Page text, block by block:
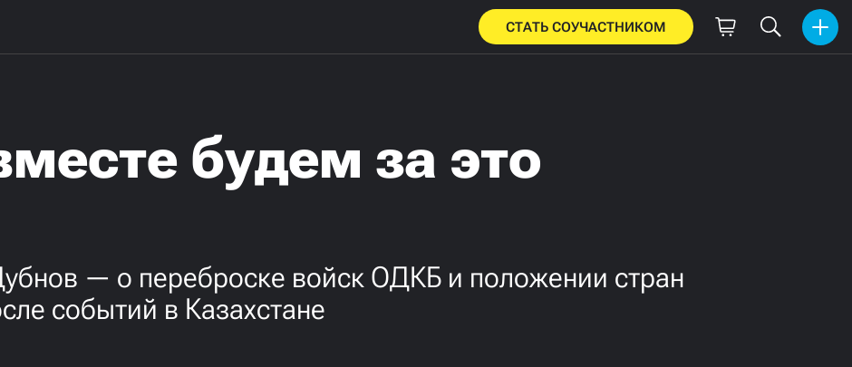
СТАТЬ СОУЧАСТНИКОМ
будем за это
— о переброске войск ОДКБ и положении стран
событий в Казахстане